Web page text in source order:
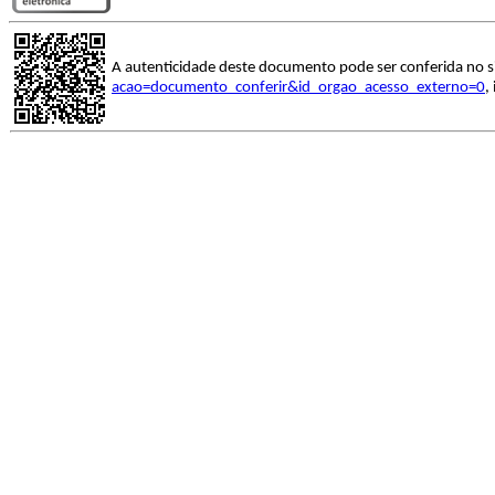
A autenticidade deste documento pode ser conferida no
acao=documento_conferir&id_orgao_acesso_externo=0,